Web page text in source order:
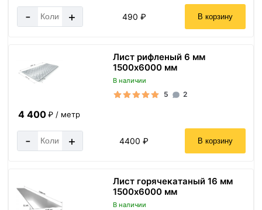
- + 490 ₽ В корзину
Лист рифленый 6 мм
1500х6000 мм
В наличии
5 2
4 400₽ / метр
- + 4400 ₽ В корзину
Лист горячекатаный 16 мм
1500х6000 мм
В наличии